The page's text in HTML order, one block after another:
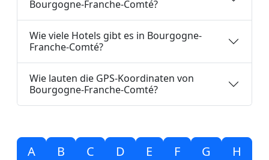
Bourgogne-Franche-Comté?
Wie viele Hotels gibt es in Bourgogne-
Franche-Comté?
Wie lauten die GPS-Koordinaten von
Bourgogne-Franche-Comté?
A B C D E F G H